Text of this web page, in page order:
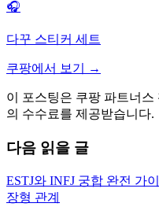
🎧
다꾸 스티커 세트
쿠팡에서 보기 →
이 포스팅은 쿠팡 파트너
의 수수료를 제공받습니다.
다음 읽을 글
ESTJ와 INFJ 궁합 완전 가
장형 관계